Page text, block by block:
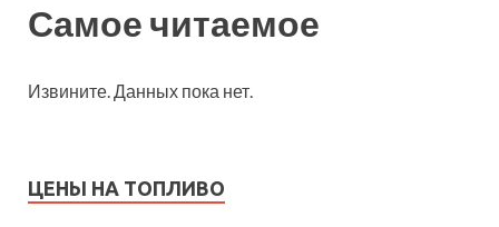
Самое читаемое
Извините. Данных пока нет.
ЦЕНЫ НА ТОПЛИВО